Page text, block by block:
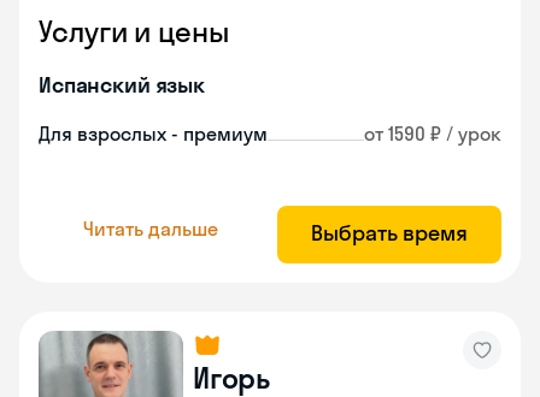
Услуги и цены
Испанский язык
Для взрослых - премиум от 1590 ₽ / урок
Читать дальше Выбрать время
Игорь